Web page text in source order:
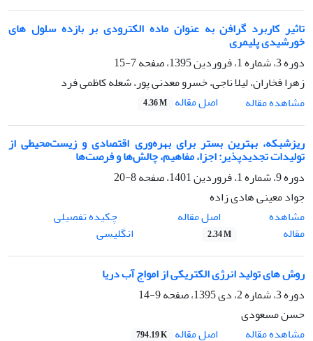
تاثیر کاربرد گرافن به عنوان ماده الکترودی بر بازده سلول ‌های
خورشیدی پلیمری
دوره 3، شماره 1، فروردین 1395، صفحه
7-15
زهرا فخاران، لیلا ناجی، خسرو معدنی پور، شعله کاظمی فرد
مشاهده مقاله
اصل مقاله 4.36 M
ریزشبکه، بهترین بستر برای بهره‌وری اقتصادی و زیست‌محیطی از
تولیدات تجدیدپذیر: اجزا، مفاهیم، چالش‌ها و فرصت‌ها
دوره 9، شماره 1، فروردین 1401، صفحه
8-20
جواد معینی هادی زاده
مشاهده
مقاله
اصل مقاله
2.34 M
چکیده تفصیلی
انگلیسی
روش های تولید انرژی الکتریکی از امواج آب دریا
دوره 3، شماره 2، دی 1395، صفحه
9-14
حسن مسعودی
مشاهده مقاله
اصل مقاله 794.19 K